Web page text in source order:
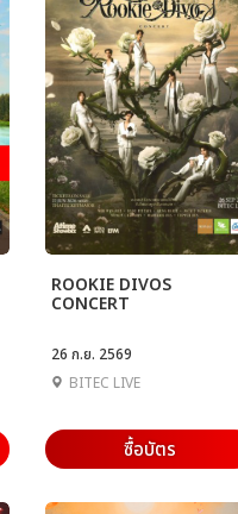
ROOKIE DIVOS
CONCERT
26 ก.ย. 2569
BITEC LIVE
ซื้อบัตร